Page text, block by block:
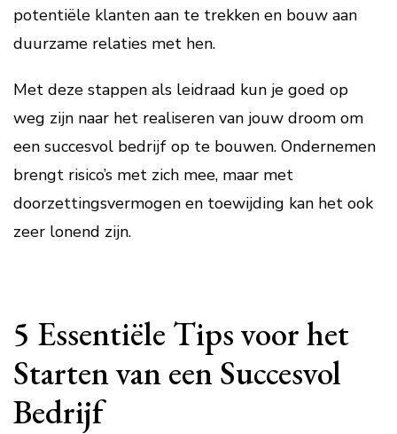
potentiële klanten aan te trekken en bouw aan
duurzame relaties met hen.
Met deze stappen als leidraad kun je goed op
weg zijn naar het realiseren van jouw droom om
een succesvol bedrijf op te bouwen. Ondernemen
brengt risico’s met zich mee, maar met
doorzettingsvermogen en toewijding kan het ook
zeer lonend zijn.
5 Essentiële Tips voor het
Starten van een Succesvol
Bedrijf